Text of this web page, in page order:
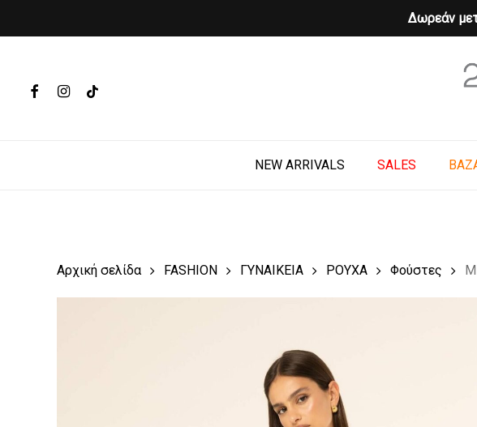
Δωρεάν
Hit enter to search or ESC to
FACEBOOKINSTAGRAM
TIKTOK
NEW ARRIVALS SALES
Αρχική σελίδα FASHION ΓΥΝΑΙΚΕΙΑ ΡΟΥΧΑ Φούστες